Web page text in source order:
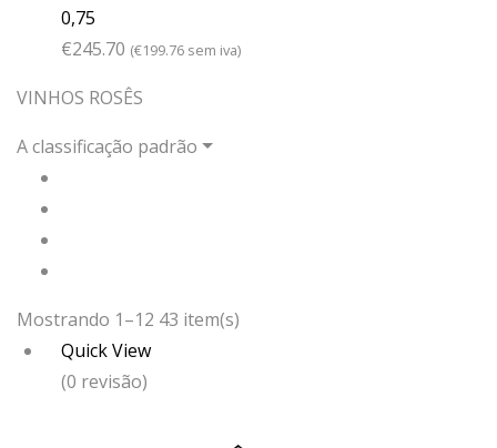
0,75
€245.70 (€199.76 sem iva)
VINHOS ROSÊS
A classificação padrão
Mostrando 1–12 43 item(s)
Quick View
(0 revisão)